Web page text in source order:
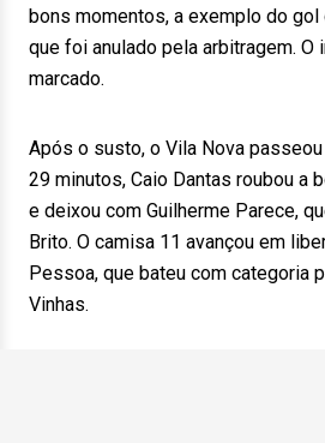
bons momentos, a exemplo do gol
que foi anulado pela arbitragem.
marcado.
Após o susto, o Vila Nova
29 minutos, Caio Dantas roubou a
e deixou com Guilherme Parece,
Brito. O camisa 11 avançou em
Pessoa, que bateu com categoria
Vinhas.